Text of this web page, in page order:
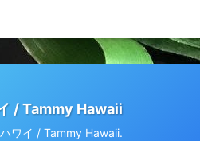
/ Tammy Hawaii
ワイ / Tammy Hawaii.